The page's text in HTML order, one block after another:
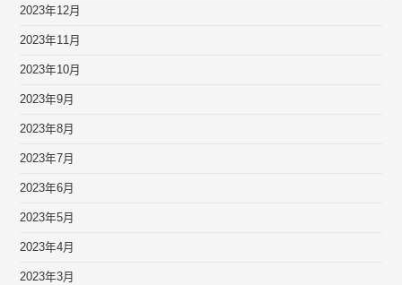
2023年12月
2023年11月
2023年10月
2023年9月
2023年8月
2023年7月
2023年6月
2023年5月
2023年4月
2023年3月